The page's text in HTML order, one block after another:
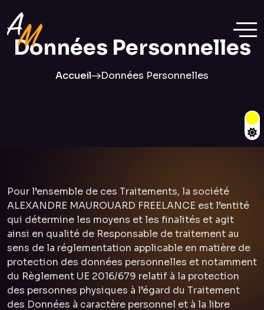
Données Personnelles
Accueil Données Personnelles
Pour l’ensemble de ces Traitements, la société
ALEXANDRE MAUROUARD FREELANCE est l’entité
qui détermine les moyens et les finalités et agit
ainsi en qualité de Responsable de traitement au
sens de la réglementation applicable en matière de
protection des données personnelles et notamment
du Règlement UE 2016/679 relatif à la protection
des personnes physiques à l’égard du Traitement
des Données à caractère personnel et à la libre